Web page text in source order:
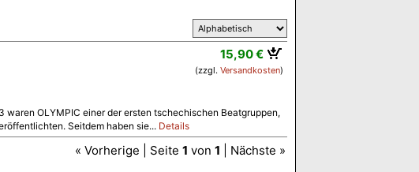
15,90 €
(zzgl. Versandkosten)
waren OLYMPIC einer der ersten tschechischen Beatgruppen,
Seitdem haben sie... Details
« Vorherige | Seite 1 von 1 | Nächste »